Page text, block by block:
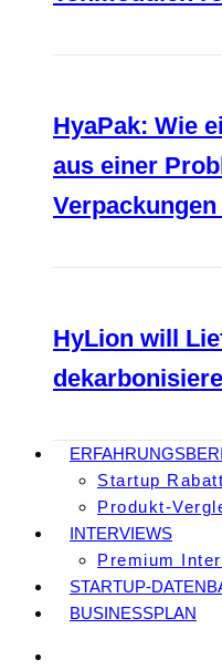
HyaPak: Wie
aus einer
HyLion will
Startup
Produkt-
INTERVIEWS
Premium
STARTUP-
BUSINESSPLAN